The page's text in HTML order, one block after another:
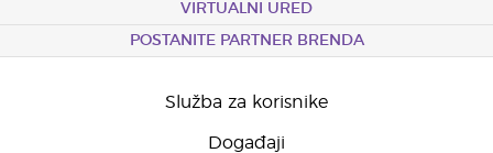
VIRTUALNI URED
POSTANITE PARTNER BRENDA
Služba za korisnike
Događaji